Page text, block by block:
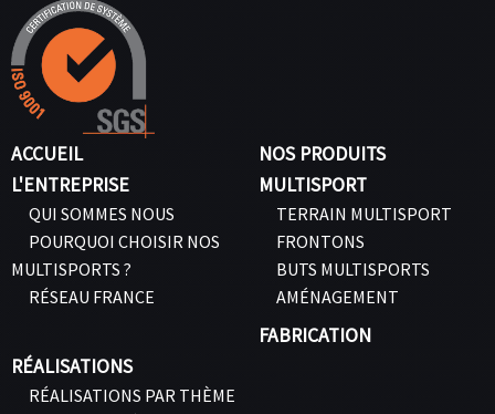
ACCUEIL
L'ENTREPRISE
QUI SOMMES NOUS
POURQUOI CHOISIR NOS
MULTISPORTS ?
RÉSEAU FRANCE
NOS PRODUITS
MULTISPORT
TERRAIN MULTISPORT
FRONTONS
BUTS MULTISPORTS
AMÉNAGEMENT
FABRICATION
RÉALISATIONS
RÉALISATIONS PAR THÈME